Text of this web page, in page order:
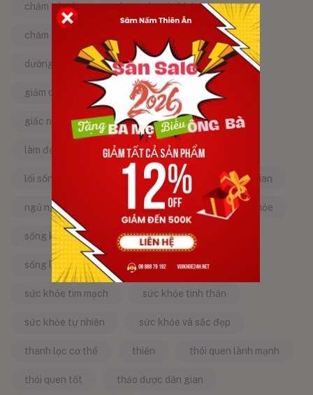
chăm sóc da chăm sóc sức khỏe
chăm sóc sức khỏe tự nhiên chống lão hóa
dưỡng da tự nhiên dưỡng sinh
giảm căng thẳng giảm stress
giấc ngủ ngon kinh nghiệm dân gian
làm đẹp từ bên trong làm đẹp tự nhiên
lối sống lành mạnh mật ong mẹo dân gian
ngủ ngon năng lượng tích cực sống khỏe
sống khỏe mỗi ngày sống khỏe đẹp
sống lành mạnh sống tích cực
sức khỏe tim mạch sức khỏe tinh thần
sức khỏe tự nhiên sức khỏe và sắc đẹp
thanh lọc cơ thể thiền thói quen lành mạnh
thói quen tốt thảo dược dân gian